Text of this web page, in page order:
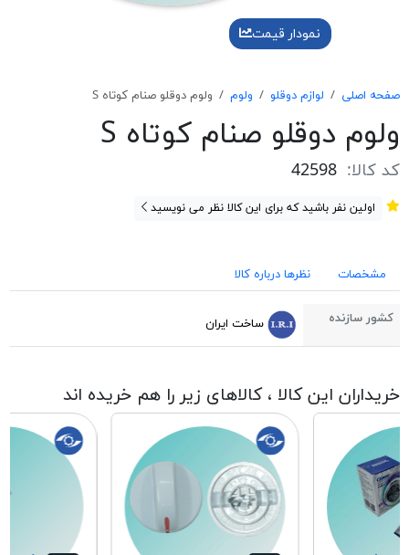
نمودار قیمت
صفحه اصلی لوازم دوقلو ولوم ولوم دوقلو صنام کوتاه S
ولوم دوقلو صنام کوتاه S
کد کالا: 42598
اولین نفر باشید که برای این کالا نظر می نویسید
مشخصات نظرها درباره کالا
کشور سازنده ساخت ایران
خریداران این کالا ، کالاهای زیر را هم خریده اند